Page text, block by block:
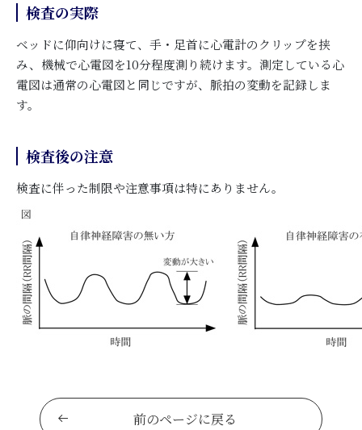
検査の実際
ベッドに仰向けに寝て、手・足首に心電計のクリップを挟
み、機械で心電図を10分程度測り続けます。測定している心
電図は通常の心電図と同じですが、脈拍の変動を記録しま
す。
検査後の注意
検査に伴った制限や注意事項は特にありません。
前のページに戻る